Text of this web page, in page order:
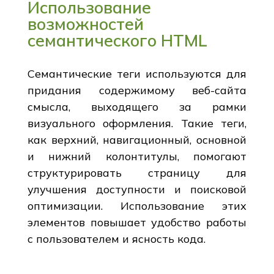
Использование
возможностей
семантического HTML
Семантические теги используются для
придания содержимому веб-сайта
смысла, выходящего за рамки
визуального оформления. Такие теги,
как верхний, навигационный, основной
и нижний колонтитулы, помогают
структурировать страницу для
улучшения доступности и поисковой
оптимизации. Использование этих
элементов повышает удобство работы
с пользователем и ясность кода.